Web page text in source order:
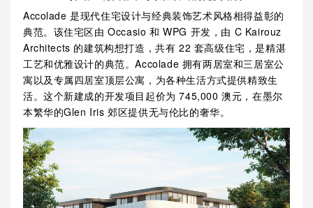
Accolade 是现代住宅设计与经典装饰艺术风格相得益彰的
典范。该住宅区由 Occasio 和 WPG 开发，由 C Kairouz
Architects 的建筑构想打造，共有 22 套高级住宅，是精湛
工艺和优雅设计的典范。Accolade 拥有两居室和三居室公
寓以及专属四居室顶层公寓，为各种生活方式提供精致生
活。这个新建成的开发项目起价为 745,000 澳元，在墨尔
本繁华的Glen Iris 郊区提供无与伦比的奢华。